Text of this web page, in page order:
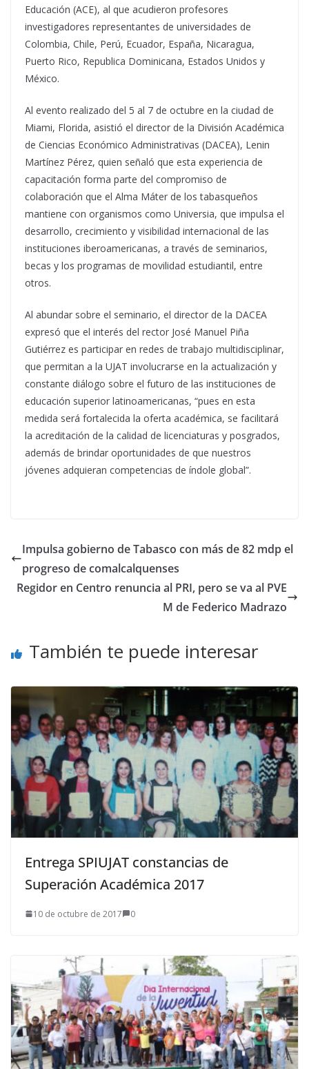
Educación (ACE), al que acudieron profesores
investigadores representantes de universidades de
Colombia, Chile, Perú, Ecuador, España, Nicaragua,
Puerto Rico, Republica Dominicana, Estados Unidos y
México.
Al evento realizado del 5 al 7 de octubre en la ciudad de
Miami, Florida, asistió el director de la División Académica
de Ciencias Económico Administrativas (DACEA), Lenin
Martínez Pérez, quien señaló que esta experiencia de
capacitación forma parte del compromiso de
colaboración que el Alma Máter de los tabasqueños
mantiene con organismos como Universia, que impulsa el
desarrollo, crecimiento y visibilidad internacional de las
instituciones iberoamericanas, a través de seminarios,
becas y los programas de movilidad estudiantil, entre
otros.
Al abundar sobre el seminario, el director de la DACEA
expresó que el interés del rector José Manuel Piña
Gutiérrez es participar en redes de trabajo multidisciplinar,
que permitan a la UJAT involucrarse en la actualización y
constante diálogo sobre el futuro de las instituciones de
educación superior latinoamericanas, “pues en esta
medida será fortalecida la oferta académica, se facilitará
la acreditación de la calidad de licenciaturas y posgrados,
además de brindar oportunidades de que nuestros
jóvenes adquieran competencias de índole global”.
Impulsa gobierno de Tabasco con más de 82 mdp el
progreso de comalcalquenses
Regidor en Centro renuncia al PRI, pero se va al PVE
M de Federico Madrazo
También te puede interesar
Entrega SPIUJAT constancias de
Superación Académica 2017
10 de octubre de 2017 0